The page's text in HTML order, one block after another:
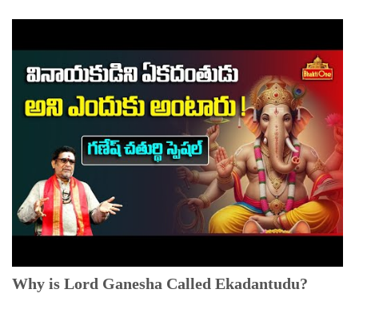
Why is Lord Ganesha Called Ekadantudu?